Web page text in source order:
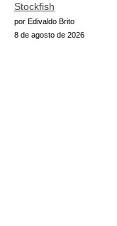
Stockfish
por Edivaldo Brito
8 de agosto de 2026